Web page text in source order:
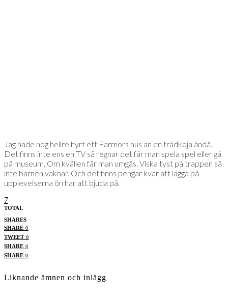
Jag hade nog hellre hyrt ett Farmors hus än en trädkoja ändå.
Det finns inte ens en TV så regnar det får man spela spel eller gå
på museum. Om kvällen får man umgås. Viska tyst på trappen så
inte barnen vaknar. Och det finns pengar kvar att lägga på
upplevelserna ön har att bjuda på.
7
TOTAL
0
SHARES
SHARE 0
TWEET 0
SHARE 0
SHARE 0
Liknande ämnen och inlägg